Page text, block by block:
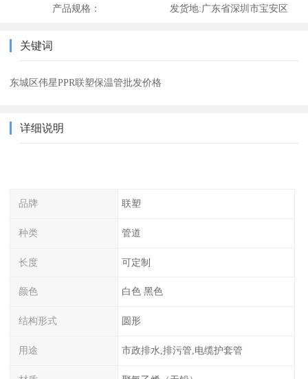
产品规格： 发货地:广东省深圳市宝安区
关键词
东城区伟星PPR联塑保温管批发价格
详细说明
品牌 联塑
种类 管道
长度 可定制
颜色 白色 黑色
结构形式 圆形
用途 市政排水,排污管,电缆护套管